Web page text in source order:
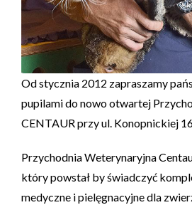
Od stycznia 2012 zapraszamy
pupilami do nowo otwartej
CENTAUR przy ul. Konopnickiej
Przychodnia Weterynaryjna
który powstał by świadczyć
medyczne i pielęgnacyjne dla